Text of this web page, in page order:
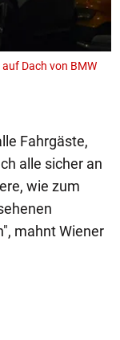
Dach von BMW
Fahrgäste,
alle sicher an
wie zum
mahnt Wiener